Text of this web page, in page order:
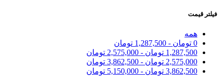
فیلتر قیمت
همه
0 تومان -
1,287,500 تومان
1,287,500 تومان -
2,575,000 تومان
2,575,000 تومان -
3,862,500 تومان
3,862,500 تومان -
5,150,000 تومان